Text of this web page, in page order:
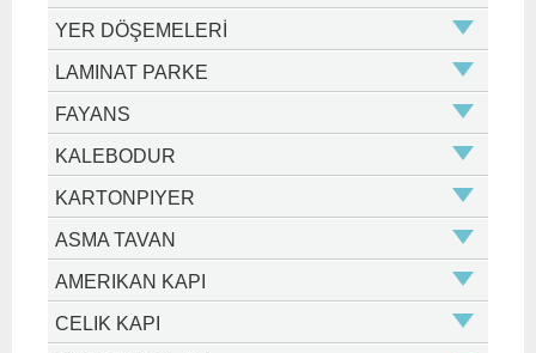
YER DÖŞEMELERİ
LAMINAT PARKE
FAYANS
KALEBODUR
KARTONPIYER
ASMA TAVAN
AMERIKAN KAPI
CELIK KAPI